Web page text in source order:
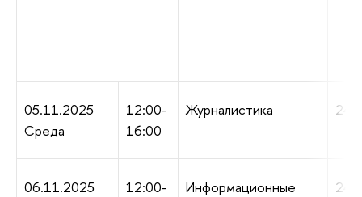
05.11.2025
Среда
12:00-
16:00
Журналистика 240
06.11.2025
12:00-
Информационные
240